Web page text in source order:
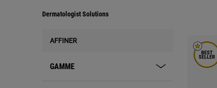
Dermatologist Solutions
AFFINER
GAMME